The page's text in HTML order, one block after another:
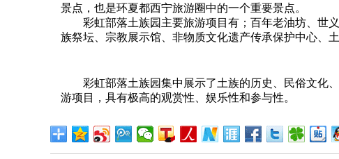
景点，也是环夏都西宁旅游圈中的一个重要景点。
彩虹部落土族园主要旅游项目有；百年老油坊、世义
族祭坛、宗教展示馆、非物质文化遗产传承保护中心、
彩虹部落土族园集中展示了土族的历史、民俗文化、
游项目，具有极高的观赏性、娱乐性和参与性。